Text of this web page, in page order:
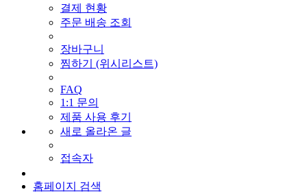
결제 현황
주문 배송 조회
장바구니
찜하기 (위시리스트)
FAQ
1:1 문의
제품 사용 후기
새로 올라온 글
접속자
홈페이지 검색